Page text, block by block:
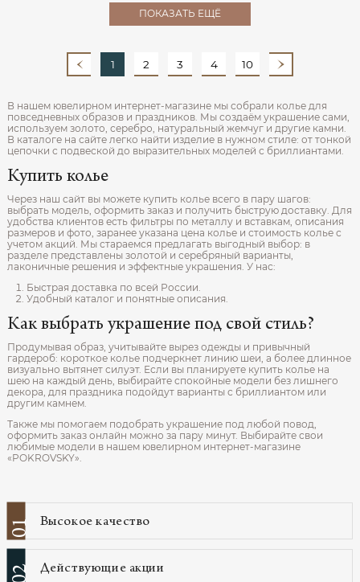
ПОКАЗАТЬ ЕЩЁ
1 2 3 4 10
В нашем ювелирном интернет‑магазине мы собрали колье для
повседневных образов и праздников. Мы создаём украшение сами,
используем золото, серебро, натуральный жемчуг и другие камни.
В каталоге на сайте легко найти изделие в нужном стиле: от тонкой
цепочки с подвеской до выразительных моделей с бриллиантами.
Купить колье
Через наш сайт вы можете купить колье всего в пару шагов:
выбрать модель, оформить заказ и получить быструю доставку. Для
удобства клиентов есть фильтры по металлу и вставкам, описания
размеров и фото, заранее указана цена колье и стоимость колье с
учетом акций. Мы стараемся предлагать выгодный выбор: в
разделе представлены золотой и серебряный варианты,
лаконичные решения и эффектные украшения. У нас:
Быстрая доставка по всей России.
Удобный каталог и понятные описания.
Как выбрать украшение под свой стиль?
Продумывая образ, учитывайте вырез одежды и привычный
гардероб: короткое колье подчеркнет линию шеи, а более длинное
визуально вытянет силуэт. Если вы планируете купить колье на
шею на каждый день, выбирайте спокойные модели без лишнего
декора, для праздника подойдут варианты с бриллиантом или
другим камнем.
Также мы помогаем подобрать украшение под любой повод,
оформить заказ онлайн можно за пару минут. Выбирайте свои
любимые модели в нашем ювелирном интернет‑магазине
«POKROVSKY».
01 Высокое качество
02 Действующие акции